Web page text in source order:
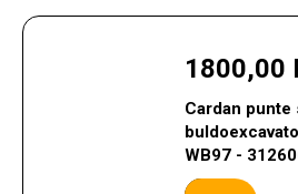
1800,00
Cardan punte
WB97 -